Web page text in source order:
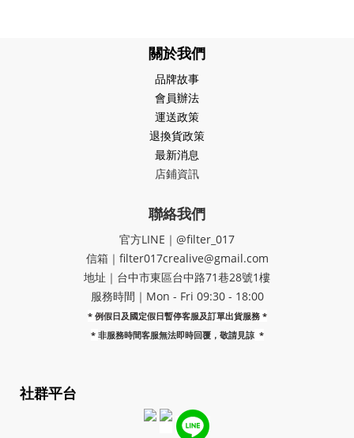
關於我們
品牌故事
會員辦法
運送政策
退換貨政策
最新消息
店鋪資訊
聯絡我們
官方LINE｜@filter_017
信箱｜filter017crealive@gmail.com
地址｜​台中市東區台中路71巷28號1樓
服務時間｜Mon - Fri 09:30 - 18:00
* 例假日及國定假日暫停客服及訂單出貨服務 *
* 非服務時間客服無法即時回覆，敬請見諒 *
社群平台